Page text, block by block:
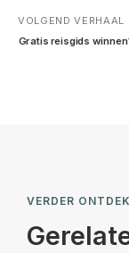
VOLGEND VERHAAL
Gratis reisgids
VERDER